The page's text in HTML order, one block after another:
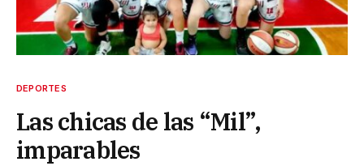
DEPORTES
Las chicas de las “Mil”,
imparables